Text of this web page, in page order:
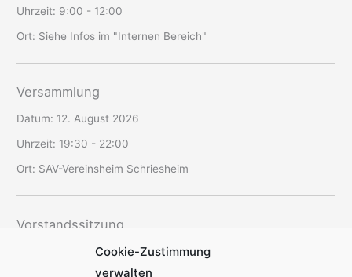
Cookie-Zustimmung
verwalten
Uhrzeit: 9:00 - 12:00
Ort: Siehe Infos im "Internen Bereich"
Versammlung
Datum: 12. August 2026
Uhrzeit: 19:30 - 22:00
Ort: SAV-Vereinsheim Schriesheim
Vorstandssitzung
20. August 2026